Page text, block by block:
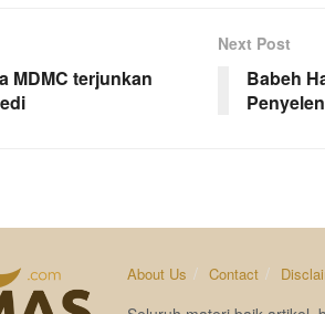
MDMC terjunkan
Next Post
Babeh
About Us Contact